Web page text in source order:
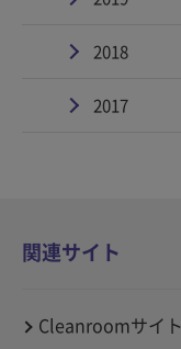
2018
2017
関連サイト
Cleanroomサイト